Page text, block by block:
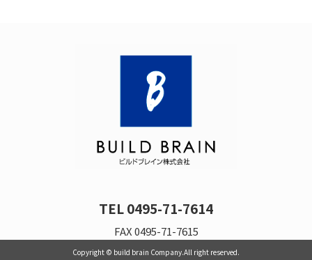
TEL 0495-71-7614
FAX 0495-71-7615
Copyright © build brain Company.All right reserved.